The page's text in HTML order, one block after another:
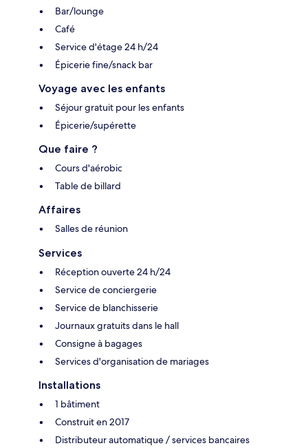
Bar/lounge
Café
Service d'étage 24 h/24
Épicerie fine/snack bar
Voyage avec les enfants
Séjour gratuit pour les enfants
Épicerie/supérette
Que faire ?
Cours d'aérobic
Table de billard
Affaires
Salles de réunion
Services
Réception ouverte 24 h/24
Service de conciergerie
Service de blanchisserie
Journaux gratuits dans le hall
Consigne à bagages
Services d'organisation de mariages
Installations
1 bâtiment
Construit en 2017
Distributeur automatique / services bancaires